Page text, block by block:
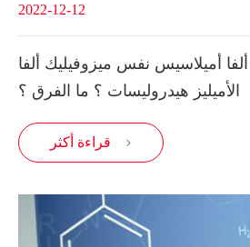
2022-12-12
أميلاسيس نفس ميزوفيليك ألفا
الأميليز هيدروليسات ؟ ما الفرق ؟
قراءة أكثر 